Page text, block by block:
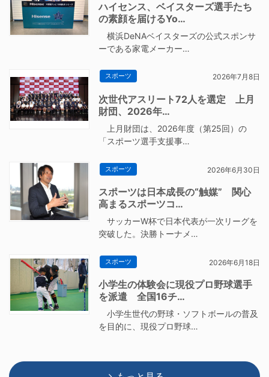
ハイセンス、ベイスターズ選手たち
の素顔を届けるYo…
横浜DeNAベイスターズの公式スポンサ
ーである家電メーカー…
スポーツ 2026年7月8日
次世代アスリート72人を選定 上月
財団、2026年…
上月財団は、2026年度（第25回）の
「スポーツ選手支援事…
スポーツ 2026年6月30日
スポーツは日本成長の“触媒” 関心
高まるスポーツコ…
サッカーW杯で日本代表が一次リーグを
突破した。決勝トーナメ…
スポーツ 2026年6月18日
小学生の体験会に現役プロ野球選手
を派遣 全国16チ…
小学生世代の野球・ソフトボールの普及
を目的に、現役プロ野球…